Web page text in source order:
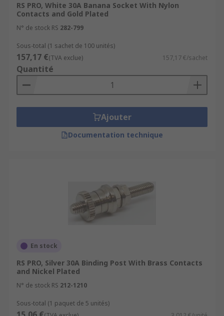
RS PRO, White 30A Banana Socket With Nylon
Contacts and Gold Plated
N° de stock RS 282-799
Sous-total (1 sachet de 100 unités)
157,17 €(TVA exclue) 157,17 €/sachet
Quantité
Ajouter
Documentation technique
En stock
RS PRO, Silver 30A Binding Post With Brass Contacts
and Nickel Plated
N° de stock RS 212-1210
Sous-total (1 paquet de 5 unités)